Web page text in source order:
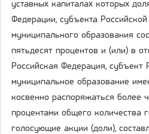
уставных капиталах которых
Федерации, субъекта
муниципального образования
пятьдесят процентов и (или) в
Российская Федерация, субъект
муниципальное образование
косвенно распоряжаться более
процентами общего количества
голосующие акции (доли),